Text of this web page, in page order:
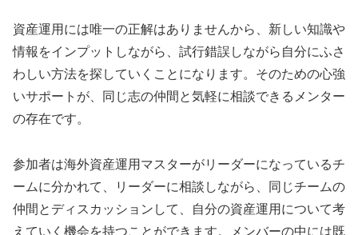
資産運用には唯一の正解はありませんから、新しい知識や
情報をインプットしながら、試行錯誤しながら自分にふさ
わしい方法を探していくことになります。そのための心強
いサポートが、同じ志の仲間と気軽に相談できるメンター
の存在です。
参加者は海外資産運用マスターがリーダーになっているチ
ームに分かれて、リーダーに相談しながら、同じチームの
仲間とディスカッションして、自分の資産運用について考
えていく機会を持つことができます。メンバーの中には既